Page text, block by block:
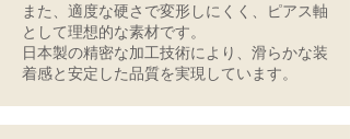
また、適度な硬さで変形しにくく、ピアス軸
として理想的な素材です。
日本製の精密な加工技術により、滑らかな装
着感と安定した品質を実現しています。